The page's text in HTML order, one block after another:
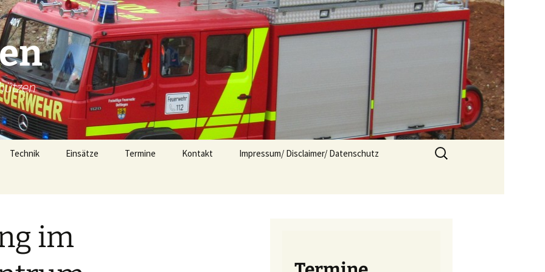
Technik
Gerätehaus
Alarmierung
Einsätze
Einsätze 2024
Termine Kontakt Impressum/ Disclaimer/ Datenschutz
Suchen
nach:
im